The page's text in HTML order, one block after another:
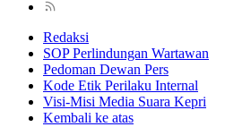
Redaksi
SOP Perlindungan Wartawan
Pedoman Dewan Pers
Kode Etik Perilaku Internal
Visi-Misi Media Suara Kepri
Kembali ke atas